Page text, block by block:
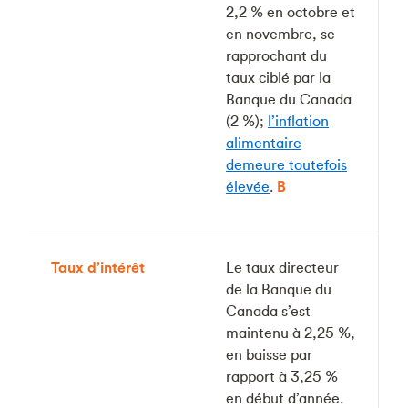
2,2 % en octobre et
en novembre, se
rapprochant du
taux ciblé par la
Banque du Canada
(2 %); l’inflation
alimentaire
demeure toutefois
élevée. B
Taux d’intérêt
Le taux directeur
de la Banque du
Canada s’est
maintenu à 2,25 %,
en baisse par
rapport à 3,25 %
en début d’année.